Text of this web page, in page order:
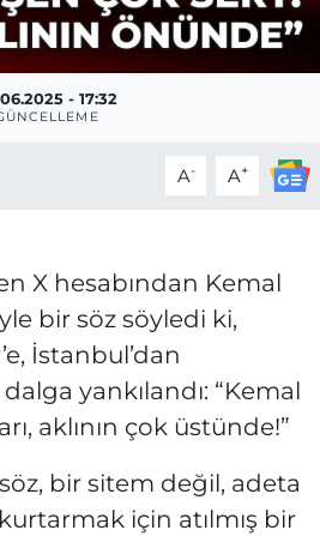
- 17:32
A- A+
X hesabından Kemal
bir söz söyledi ki,
İstanbul’dan
yankılandı: “Kemal
aklının çok üstünde!”
bir sitem değil, adeta
için atılmış bir